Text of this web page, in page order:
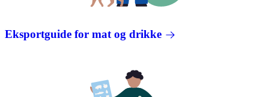
Eksportguide for mat og drikke